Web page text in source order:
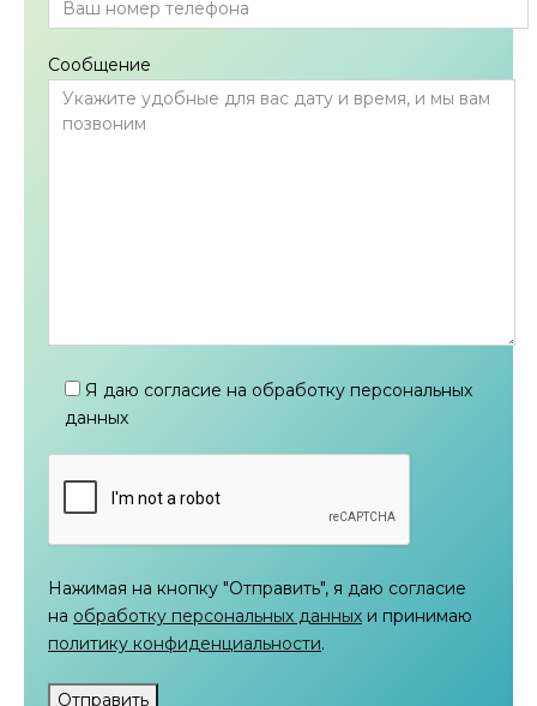
Сообщение
Я даю согласие на обработку персональных
данных
Нажимая на кнопку "Отправить", я даю согласие
на обработку персональных данных и принимаю
политику конфиденциальности.
Отправить